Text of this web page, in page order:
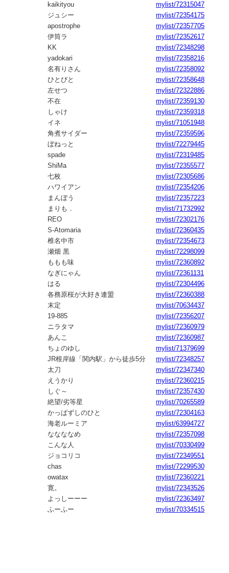
kaikityou
mylist/72315047
ジュシー
mylist/72354175
apostrophe
mylist/72357705
伊筒ラ
mylist/72352617
KK
mylist/72348298
yadokari
mylist/72358216
名有りさん
mylist/72358092
ひとびと
mylist/72358648
左せつ
mylist/72322886
不在
mylist/72359130
しゃけ
mylist/72359318
イネ
mylist/71051948
角煮サイダー
mylist/72359596
ぼねっと
mylist/72279445
spade
mylist/72319485
ShiMa
mylist/72355577
七枚
mylist/72305686
ハワイアン
mylist/72354206
まんぼう
mylist/72357223
まりも．
mylist/71732992
REO
mylist/72302176
S-Atomaria
mylist/72360435
椎名中市
mylist/72354673
瀬畑 黒
mylist/72298099
ももも味
mylist/72360892
なぎにゃん
mylist/72361131
はる
mylist/72304496
各務原桜が大好き連盟
mylist/72360388
末定
mylist/70634437
19-885
mylist/72356207
ニラタマ
mylist/72360979
あんこ
mylist/72360987
ちょのゆし
mylist/71379699
JR根岸線「関内駅」から徒歩5分
mylist/72348257
太刀
mylist/72347340
えうかり
mylist/72360215
しぐ～
mylist/72357430
絶望/劣等星
mylist/70265589
かっぱずしのひと
mylist/72304163
海老ルーミア
mylist/63994727
ななななめ
mylist/72357098
こんな人
mylist/70330499
ジョコリコ
mylist/72349551
chas
mylist/72299530
owatax
mylist/72360221
寛。
mylist/72343526
よっしーーー
mylist/72363497
ふーふー
mylist/70334515